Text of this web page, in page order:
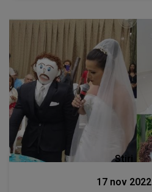
Stiri
17 nov 2022